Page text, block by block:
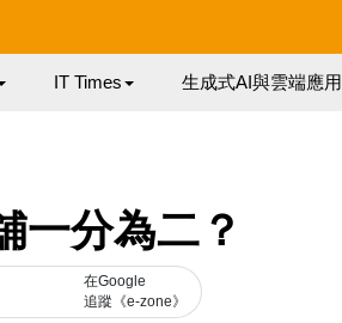
IT Times 生成式AI與雲端應用
一分為二？
在Google
追蹤《e-zone》